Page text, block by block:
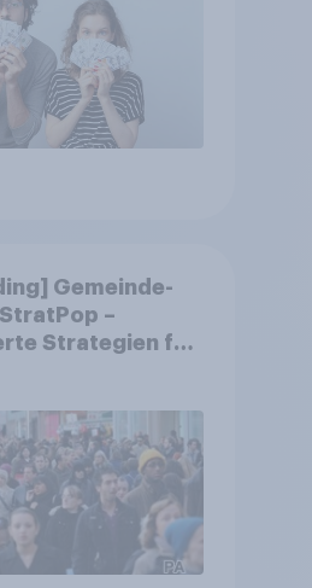
Gemeinde-
–
Strategien für